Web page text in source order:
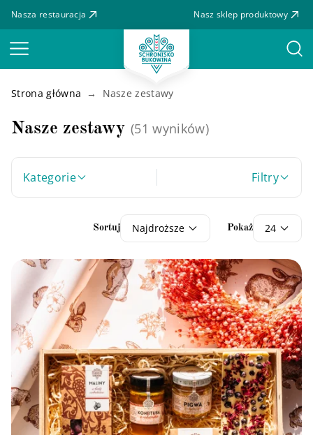
Nasza restauracja Nasz sklep produktowy
Menu
Strona główna Nasze zestawy
Nasze zestawy (51 wyników)
Kategorie Filtry
Sortuj Najdroższe Pokaż 24